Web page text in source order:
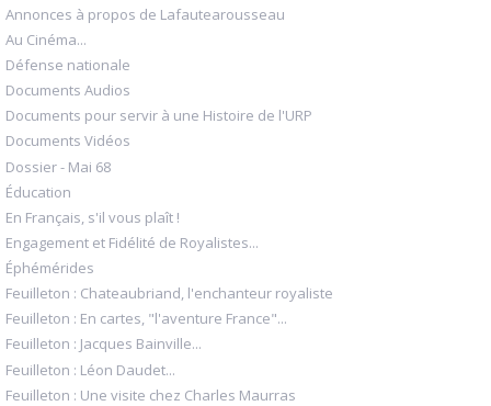
Annonces à propos de Lafautearousseau
Au Cinéma...
Défense nationale
Documents Audios
Documents pour servir à une Histoire de l'URP
Documents Vidéos
Dossier - Mai 68
Éducation
En Français, s'il vous plaît !
Engagement et Fidélité de Royalistes...
Éphémérides
Feuilleton : Chateaubriand, l'enchanteur royaliste
Feuilleton : En cartes, "l'aventure France"...
Feuilleton : Jacques Bainville...
Feuilleton : Léon Daudet...
Feuilleton : Une visite chez Charles Maurras